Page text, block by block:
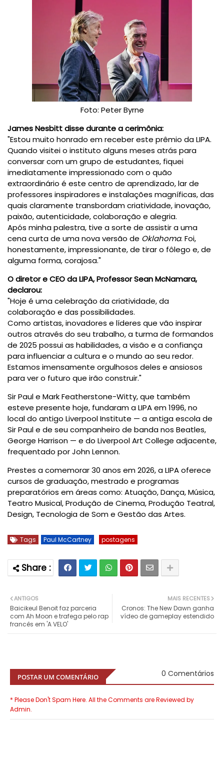
Foto: Peter Byrne
James Nesbitt disse durante a cerimônia:
"Estou muito honrado em receber este prêmio da LIPA.
Quando visitei o instituto alguns meses atrás para
conversar com um grupo de estudantes, fiquei
imediatamente impressionado com o quão
extraordinário é este centro de aprendizado, lar de
professores inspiradores e instalações magníficas, das
quais claramente transbordam criatividade, inovação,
paixão, autenticidade, colaboração e alegria.
Após minha palestra, tive a sorte de assistir a uma
cena curta de uma nova versão de Oklahoma. Foi,
honestamente, impressionante, de tirar o fôlego e, de
alguma forma, corajosa."
O diretor e CEO da LIPA, Professor Sean McNamara,
declarou:
"Hoje é uma celebração da criatividade, da
colaboração e das possibilidades.
Como artistas, inovadores e líderes que vão inspirar
outros através do seu trabalho, a turma de formandos
de 2025 possui as habilidades, a visão e a confiança
para influenciar a cultura e o mundo ao seu redor.
Estamos imensamente orgulhosos deles e ansiosos
para ver o futuro que irão construir."
Sir Paul e Mark Featherstone-Witty, que também
esteve presente hoje, fundaram a LIPA em 1996, no
local do antigo Liverpool Institute — a antiga escola de
Sir Paul e de seu companheiro de banda nos Beatles,
George Harrison — e do Liverpool Art College adjacente,
frequentado por John Lennon.
Prestes a comemorar 30 anos em 2026, a LIPA oferece
cursos de graduação, mestrado e programas
preparatórios em áreas como: Atuação, Dança, Música,
Teatro Musical, Produção de Cinema, Produção Teatral,
Design, Tecnologia de Som e Gestão das Artes.
Tags Paul McCartney postagens
MAIS RECENTES
Cronos: The New Dawn ganha
vídeo de gameplay estendido
ANTIGOS
Baicikeul Benoit faz parceria
com Ah Moon e trafega pelo rap
francês em 'A VELO'
POSTAR UM COMENTÁRIO 0 Comentários
* Please Don't Spam Here. All the Comments are Reviewed by
Admin.